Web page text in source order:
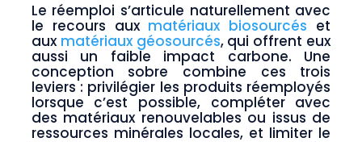
Le réemploi s’articule naturellement avec
le recours aux matériaux biosourcés et
aux matériaux géosourcés, qui offrent eux
aussi un faible impact carbone. Une
conception sobre combine ces trois
leviers : privilégier les produits réemployés
lorsque c’est possible, compléter avec
des matériaux renouvelables ou issus de
ressources minérales locales, et limiter le